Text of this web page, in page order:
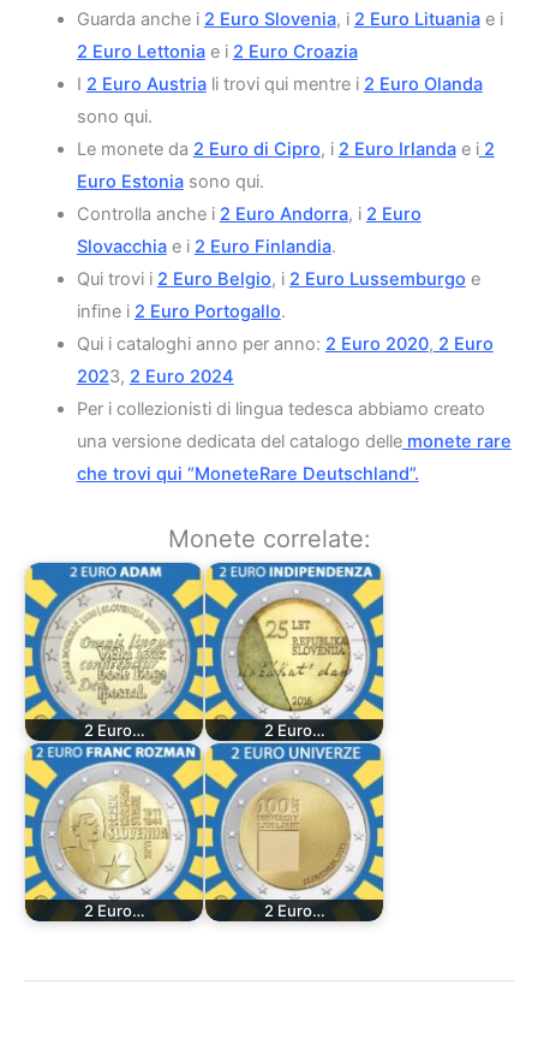
Guarda anche i 2 Euro Slovenia, i 2 Euro Lituaniae i
2 Euro Lettoniae i 2 Euro Croazia
I 2 Euro Austriali trovi qui mentre i 2 Euro Olanda
sono qui.
Le monete da 2 Euro di Cipro, i 2 Euro Irlandae i2
Euro Estoniasono qui.
Controlla anche i 2 Euro Andorra, i 2 Euro
Slovacchiae i 2 Euro Finlandia.
Qui trovi i 2 Euro Belgio, i 2 Euro Lussemburgo e
infine i 2 Euro Portogallo.
Qui i cataloghi anno per anno: 2 Euro 2020, 2 Euro
2023, 2 Euro 2024
Per i collezionisti di lingua tedesca abbiamo creato
una versione dedicata del catalogo dellemonete rare
che trovi qui “MoneteRare Deutschland”.
Monete correlate:
2 Euro… 2 Euro…
2 Euro… 2 Euro…